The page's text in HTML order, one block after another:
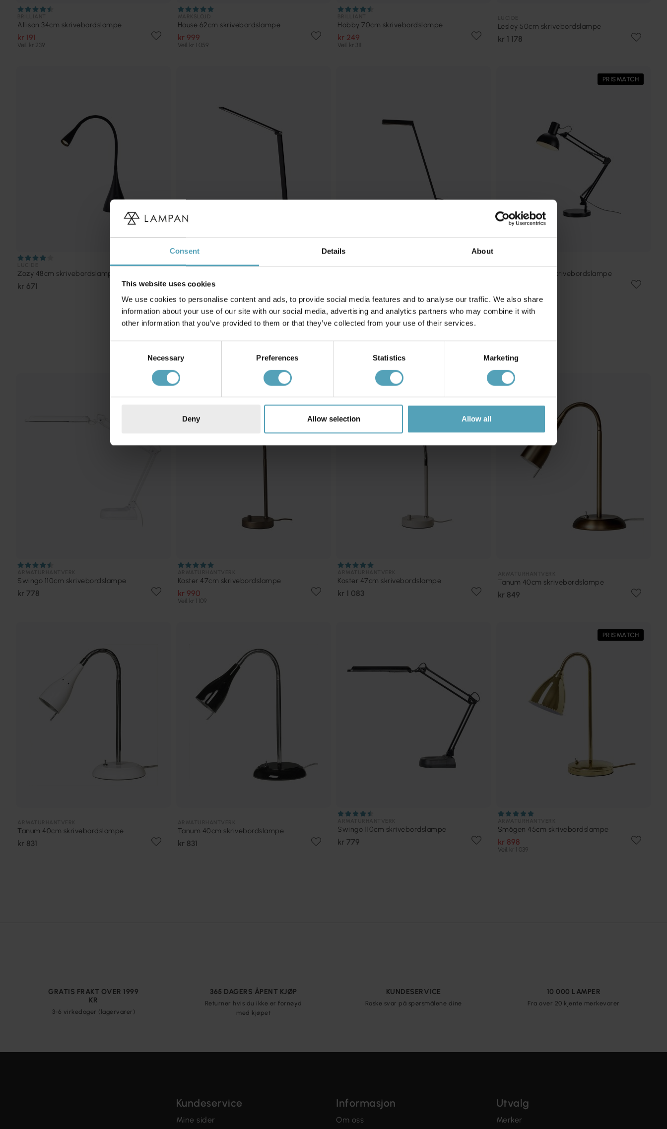
Consent Details About
This website uses cookies
We use cookies to personalise content and ads, to provide social media features and to analyse our traffic. We also share
information about your use of our site with our social media, advertising and analytics partners who may combine it with
other information that you’ve provided to them or that they’ve collected from your use of their services.
Necessary Preferences Statistics Marketing
Deny Allow selection Allow all
Allison 34cm skrivebordslampe
kr 191
Veil. kr 239
House 62cm skrivebordslampe
kr 999
Veil. kr 1 059
Hobby 70cm skrivebordslampe
kr 249
Veil. kr 311
Lesley 50cm skrivebordslampe
kr 1 178
Zozy 48cm skrivebordslampe
kr 671
LUCIDE
kr 852
LUCIDE
PRISMATCH
MARKSLÖJD
Architect 80cm skrivebordslampe
Andre kjøpte også
Swingo 110cm skrivebordslampe
kr 778
PRISMATCH
Koster 47cm skrivebordslampe
kr 990
Veil. kr 1 109
Koster 47cm skrivebordslampe
kr 1 083
Tanum 40cm skrivebordslampe
kr 849
Tanum 40cm skrivebordslampe
kr 831
Tanum 40cm skrivebordslampe
kr 831
Swingo 110cm skrivebordslampe
kr 779
PRISMATCH
Smögen 45cm skrivebordslampe
kr 898
Veil. kr 1 039
GRATIS FRAKT OVER 1999
KR
3-6 virkedager (lagervarer)
365 DAGERS ÅPENT KJØP
Returner hvis du ikke er fornøyd
med kjøpet
KUNDESERVICE
Raske svar på spørsmålene dine
10 000 LAMPER
Fra over 20 kjente merkevarer
Kundeservice
Mine sider
Informasjon
Om oss
Utvalg
Merker